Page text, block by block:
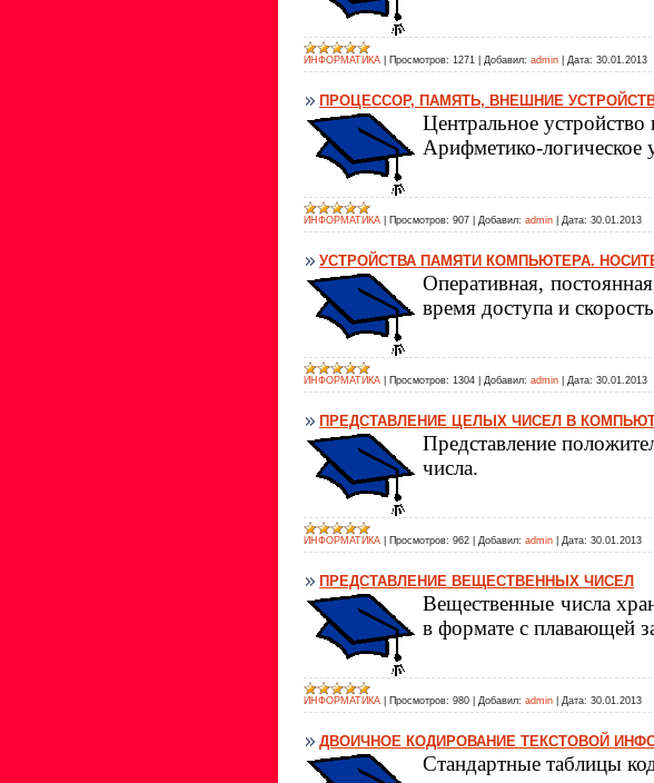
ИНФОРМАТИКА Просмотров: 1271 Добавил: admin Дата: 30.01.2013
ПРОЦЕССОР, ПАМЯТЬ, ВНЕШНИЕ
Центральное
Арифметико-логическое
ИНФОРМАТИКА Просмотров: 907 Добавил: admin Дата: 30.01.2013
УСТРОЙСТВА ПАМЯТИ КОМПЬЮТЕРА.
Оперативная,
время доступа и
ИНФОРМАТИКА Просмотров: 1304 Добавил: admin Дата: 30.01.2013
ПРЕДСТАВЛЕНИЕ ЦЕЛЫХ ЧИСЕЛ В
Представление
числа.
ИНФОРМАТИКА Просмотров: 962 Добавил: admin Дата: 30.01.2013
ПРЕДСТАВЛЕНИЕ ВЕЩЕСТВЕННЫХ ЧИСЕЛ
Вещественные числа
в формате с плавающей
ИНФОРМАТИКА Просмотров: 980 Добавил: admin Дата: 30.01.2013
ДВОИЧНОЕ КОДИРОВАНИЕ ТЕКСТОВОЙ
Стандартные таблицы